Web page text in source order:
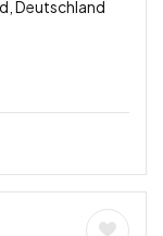
Deutschland